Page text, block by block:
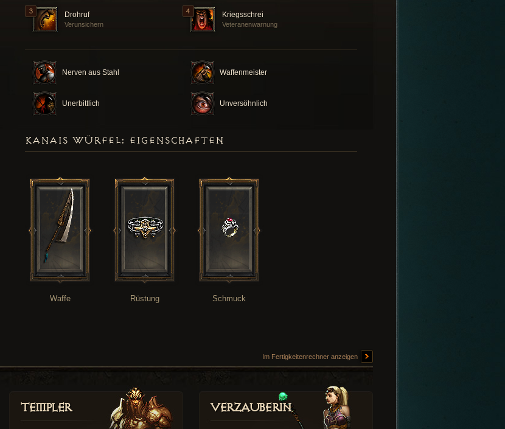
Drohruf
Verunsichern
Kriegsschrei
Veteranenwarnung
Nerven aus Stahl Waffenmeister
Unerbittlich Unversöhnlich
KANAIS WÜRFEL: EIGENSCHAFTEN
Waffe Rüstung Schmuck
Im Fertigkeitenrechner anzeigen
Templer Verzauberin